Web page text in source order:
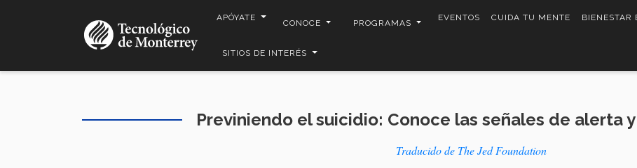
APÓYATE
CONOCE PROGRAMAS
EVENTOS CUIDA TU MENTE BIENESTAR
SITIOS DE INTERÉS
Previniendo el suicidio: Conoce las señales de alerta
Traducido de The Jed Foundation